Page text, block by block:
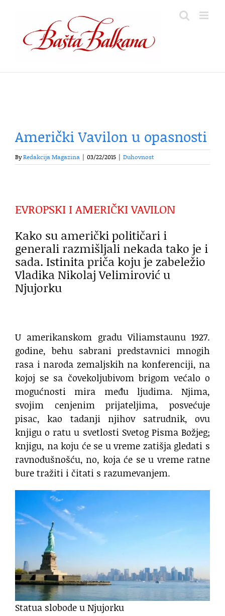
content
Američki Vavilon u opasnosti
ByRedakcija Magazina 03/22/2015 Duhovnost
EVROPSKI I AMERIČKI VAVILON
Kako su američki političari i
generali razmišljali nekada tako je i
sada. Istinita priča koju je zabeležio
Vladika Nikolaj Velimirović u
Njujorku
U amerikanskom gradu Viliamstaunu 1927.
godine, behu sabrani predstavnici mnogih
rasa i naroda zemaljskih na konferenciji, na
kojoj se sa čovekoljubivom brigom većalo o
mogućnosti mira među ljudima. Njima,
svojim cenjenim prijateljima, posvećuje
pisac, kao tadanji njihov satrudnik, ovu
knjigu o ratu u svetlosti Svetog Pisma Božjeg;
knjigu, na koju će se u vreme zatišja gledati s
ravnodušnošću, no, koja će se u vreme ratne
bure tražiti i čitati s razumevanjem.
Statua slobode u Njujorku